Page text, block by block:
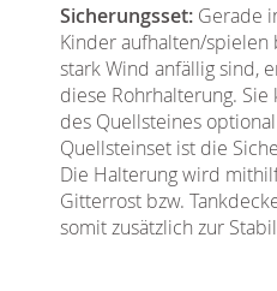
Sicherungsset: Gerade
Kinder aufhalten/spielen
stark Wind anfällig sind,
diese Rohrhalterung.
des Quellsteines
Quellsteinset ist die
Die Halterung wird
Gitterrost bzw.
somit zusätzlich zur